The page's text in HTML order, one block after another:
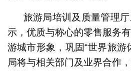
旅游局培训及质量管理
示，优质与称心的零售服务
游城市形象，巩固“世界旅游
局将与相关部门及业界合作